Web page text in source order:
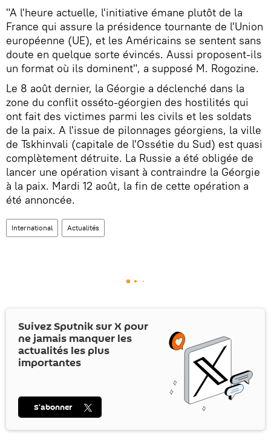
"A l'heure actuelle, l'initiative émane plutôt de la
France qui assure la présidence tournante de l'Union
européenne (UE), et les Américains se sentent sans
doute en quelque sorte évincés. Aussi proposent-ils
un format où ils dominent", a supposé M. Rogozine.
Le 8 août dernier, la Géorgie a déclenché dans la
zone du conflit osséto-géorgien des hostilités qui
ont fait des victimes parmi les civils et les soldats
de la paix. A l'issue de pilonnages géorgiens, la ville
de Tskhinvali (capitale de l'Ossétie du Sud) est quasi
complètement détruite. La Russie a été obligée de
lancer une opération visant à contraindre la Géorgie
à la paix. Mardi 12 août, la fin de cette opération a
été annoncée.
International Actualités
Suivez Sputnik surX pour
ne jamais manquer les
actualités les plus
importantes
S’abonner